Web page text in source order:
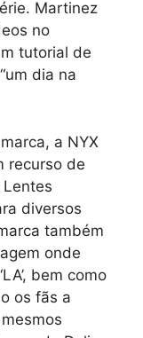
Martinez
no
tutorial de
dia na
a NYX
recurso de
diversos
também
onde
bem como
os fãs a